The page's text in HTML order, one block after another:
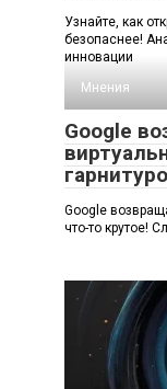
Узнайте, как
безопаснее!
инновации
Мнения
Google
Google
что-то крутое!